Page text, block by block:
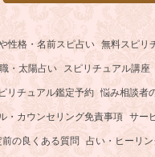
性格・名前スピ占い 無料スピリ
・太陽占い
スピリチュアル講座
リチュアル鑑定予約 悩み相談者
・カウンセリング免責事項 サー
前の良くある質問 占い・ヒーリ